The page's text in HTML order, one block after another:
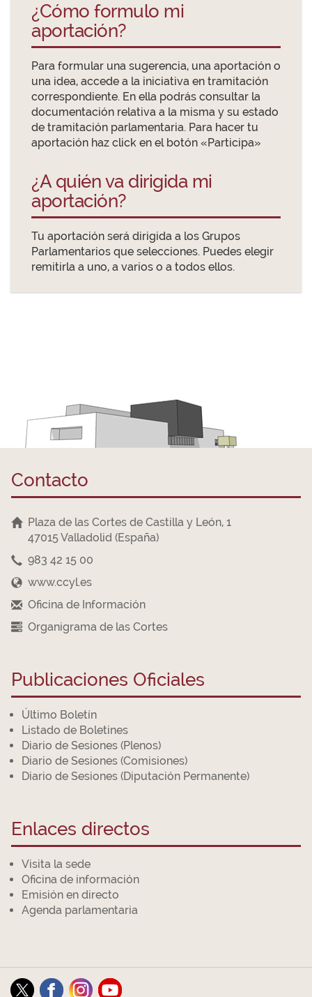
¿Cómo formulo mi
aportación?
Para formular una sugerencia, una aportación o
una idea, accede a la iniciativa en tramitación
correspondiente. En ella podrás consultar la
documentación relativa a la misma y su estado
de tramitación parlamentaria. Para hacer tu
aportación haz click en el botón «Participa»
¿A quién va dirigida mi
aportación?
Tu aportación será dirigida a los Grupos
Parlamentarios que selecciones. Puedes elegir
remitirla a uno, a varios o a todos ellos.
Contacto
Plaza de las Cortes de Castilla y León, 1
47015 Valladolid (España)
983 42 15 00
www.ccyl.es
Oficina de Información
Organigrama de las Cortes
Publicaciones Oficiales
Último Boletín
Listado de Boletines
Diario de Sesiones (Plenos)
Diario de Sesiones (Comisiones)
Diario de Sesiones (Diputación Permanente)
Enlaces directos
Visita la sede
Oficina de información
Emisión en directo
Agenda parlamentaria